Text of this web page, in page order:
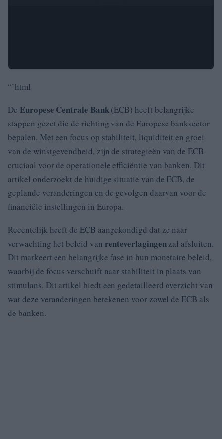
“`html
De Europese Centrale Bank (ECB) heeft belangrijke
stappen gezet die de richting van de Europese banksector
bepalen. Met een focus op stabiliteit, liquiditeit en groei
van de winstgevendheid, zijn de strategieën van de ECB
cruciaal voor de operationele efficiëntie van banken. Dit
artikel onderzoekt de huidige situatie van de ECB, de
geplande veranderingen en de gevolgen daarvan voor de
financiële instellingen in Europa.
Recentelijk heeft de ECB aangekondigd dat ze naar
verwachting het beleid van renteverlagingen zal afsluiten.
Dit markeert een belangrijke fase in hun monetaire beleid,
waarbij de focus verschuift naar stabiliteit in plaats van
stimulans. Dit artikel biedt een gedetailleerd overzicht van
wat deze veranderingen betekenen voor zowel de ECB als
de banken.